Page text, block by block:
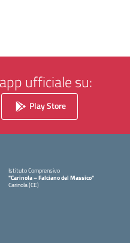
ufficiale su:
Play Store
Istituto Comprensivo
"Carinola – Falciano del Massico"
Carinola (CE)